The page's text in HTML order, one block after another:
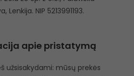
NIP 5213991193.
apie pristatymą
užsisakydami: mūsų prekės